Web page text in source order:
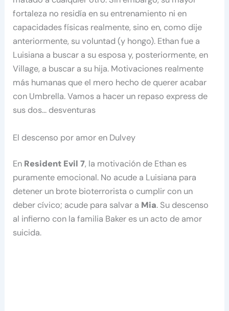
fortaleza no residía en su entrenamiento ni en
capacidades físicas realmente, sino en, como dije
anteriormente, su voluntad (y hongo). Ethan fue a
Luisiana a buscar a su esposa y, posteriormente, en
Village, a buscar a su hija. Motivaciones realmente
más humanas que el mero hecho de querer acabar
con Umbrella. Vamos a hacer un repaso express de
sus dos… desventuras
El descenso por amor en Dulvey
En Resident Evil 7, la motivación de Ethan es
puramente emocional. No acude a Luisiana para
detener un brote bioterrorista o cumplir con un
deber cívico; acude para salvar a Mia. Su descenso
al infierno con la familia Baker es un acto de amor
suicida.